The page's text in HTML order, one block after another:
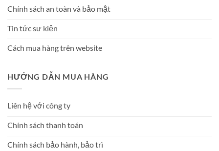
Chính sách an toàn và bảo mật
Tin tức sự kiện
Cách mua hàng trên website
HƯỚNG DẪN MUA HÀNG
Liên hệ với công ty
Chính sách thanh toán
Chính sách bảo hành, bảo trì